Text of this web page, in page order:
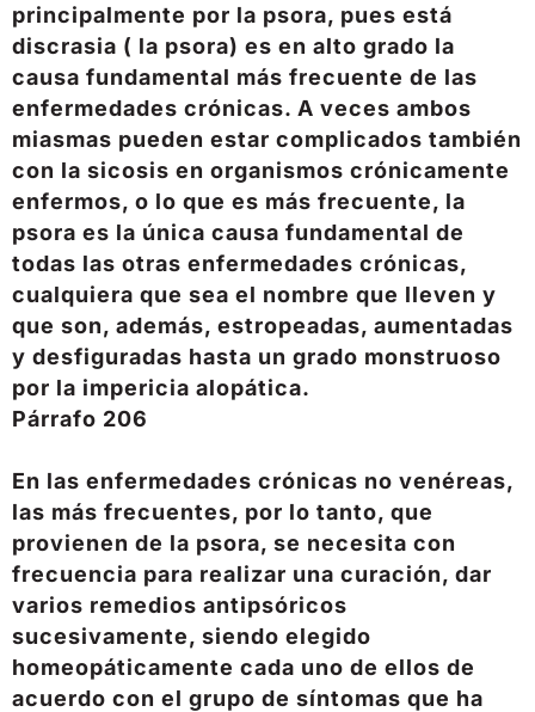
principalmente por la psora, pues está
discrasia ( la psora) es en alto grado la
causa fundamental más frecuente de las
enfermedades crónicas. A veces ambos
miasmas pueden estar complicados también
con la sicosis en organismos crónicamente
enfermos, o lo que es más frecuente, la
psora es la única causa fundamental de
todas las otras enfermedades crónicas,
cualquiera que sea el nombre que lleven y
que son, además, estropeadas, aumentadas
y desfiguradas hasta un grado monstruoso
por la impericia alopática.
Párrafo 206
En las enfermedades crónicas no venéreas,
las más frecuentes, por lo tanto, que
provienen de la psora, se necesita con
frecuencia para realizar una curación, dar
varios remedios antipsóricos
sucesivamente, siendo elegido
homeopáticamente cada uno de ellos de
acuerdo con el grupo de síntomas que ha